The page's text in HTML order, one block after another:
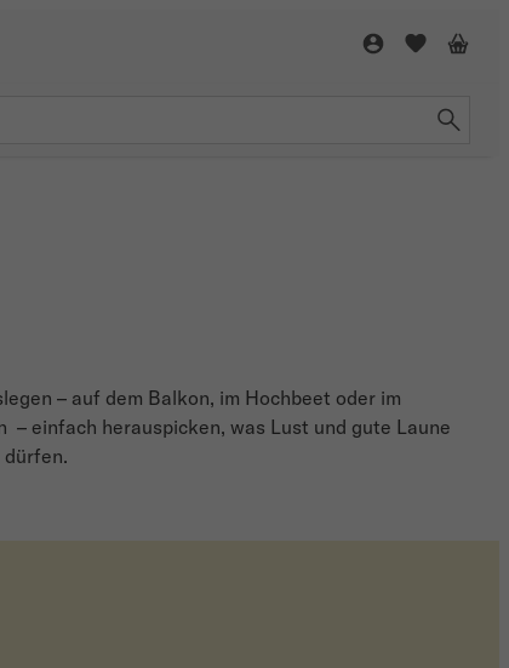
– auf dem Balkon, im Hochbeet oder im
– einfach herauspicken, was Lust und gute Laune